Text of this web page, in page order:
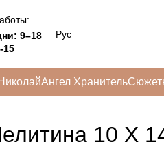
9–18
15
Рус
Ангел Хранитель
10 Х